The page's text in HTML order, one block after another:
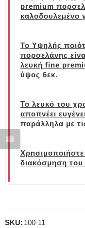
premium
καλοδουλεμένο
Το Υψηλής
πορσελάνης
λευκή fine
ύψος 6εκ.
Το λευκό του
αποπνέει
παράλληλα με
Χρησιμοποιήστε
διακόσμηση
SKU: 100-11